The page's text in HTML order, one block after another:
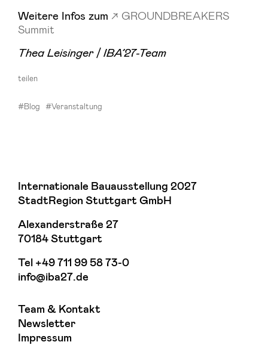
Weitere Infos zum
GROUNDBREAKERS
Summit
Thea Leisinger / IBA’27-Team
teilen
#Blog #Veranstaltung
Internationale Bauausstellung 2027
StadtRegion Stuttgart GmbH
Alexanderstraße 27
70184 Stuttgart
Tel +49 711 99 58 73-0
info@iba27.de
Team & Kontakt
Newsletter
Impressum